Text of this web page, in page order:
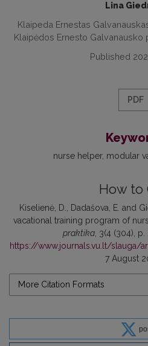
Lina
Klaipeda Ernestas
Klaipėdos Ernesto
Published
PDF
nurse helper modular
How to
Kiselienė, D., Dadašova, E. and
vacational training program of
praktika, 3(4 (304),
https://www.journals.vu.lt/slauga/
7 August
More Citation Formats